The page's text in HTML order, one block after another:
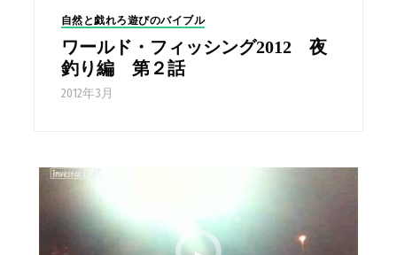
自然と戯れろ遊びのバイブル
ワールド・フィッシング2012 夜
釣り編 第２話
2012年3月